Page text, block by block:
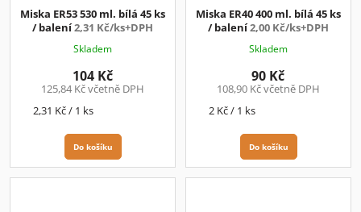
Miska ER53 530 ml. bílá 45 ks
/ balení2,31 Kč/ks+DPH
Skladem
125,84 Kč včetně DPH
104 Kč
Měrná
2,31 Kč / 1 ks
Do košíku
Miska ER40 400 ml. bílá 45 ks
/ balení2,00 Kč/ks+DPH
Skladem
108,90 Kč včetně DPH
90 Kč
Měrná
2 Kč / 1 ks
Do košíku